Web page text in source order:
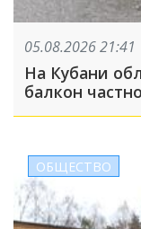
05.08.2026 21:41
На Кубани
балкон
ОБЩЕСТВО